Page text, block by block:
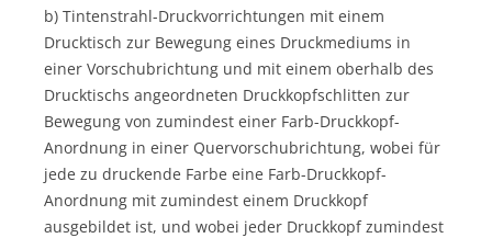
b) Tintenstrahl-Druckvorrichtungen mit einem
Drucktisch zur Bewegung eines Druckmediums in
einer Vorschubrichtung und mit einem oberhalb des
Drucktischs angeordneten Druckkopfschlitten zur
Bewegung von zumindest einer Farb-Druckkopf-
Anordnung in einer Quervorschubrichtung, wobei für
jede zu druckende Farbe eine Farb-Druckkopf-
Anordnung mit zumindest einem Druckkopf
ausgebildet ist, und wobei jeder Druckkopf zumindest